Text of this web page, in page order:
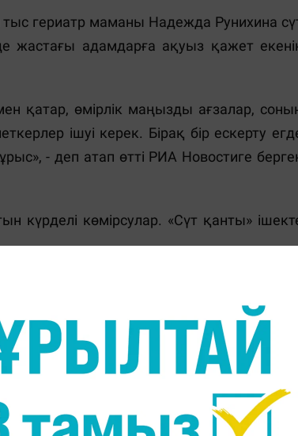
тыс гериатр маманы Надежда Рунихина
жастағы адамдарға ақуыз қажет
қатар, өмірлік маңызды ағзалар,
ішуі керек. Бірақ бір ескерту
- деп атап өтті РИА Новостиге
күрделі көмірсулар. «Сүт қанты»
галактозаға ыдырайды. Бірақ кейбір
бірден тоқ ішекке енеді. Мұның бәрі
бар бірдеңе жегеннен кейін біраз
ауырсынуынан зардап шегеді.